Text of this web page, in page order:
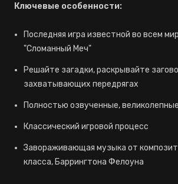
Ключевые особенности:
Последняя игра известной во всем
"Сломанный Меч"
Решайте загадки, раскрывайте
захватывающих передрягах
Полностью озвученные,
Классический игровой процесс
Завораживающая музыка от
класса, Баррингтона Фелоуна